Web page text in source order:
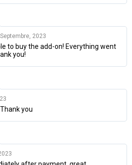
2023
to buy the add-on! Everything went
you!
you